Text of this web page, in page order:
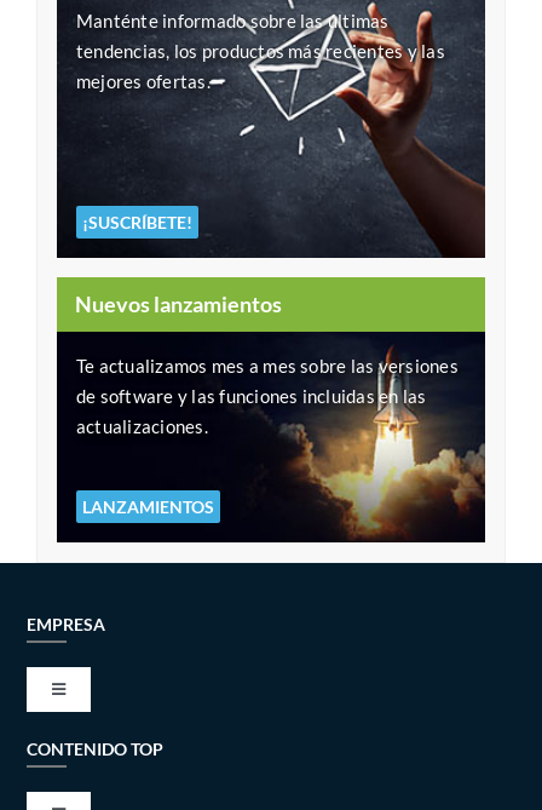
Manténte informado sobre las últimas
tendencias, los productos más recientes y las
mejores ofertas.
¡SUSCRÍBETE!
Nuevos lanzamientos
Te actualizamos mes a mes sobre las versiones
de software y las funciones incluidas en las
actualizaciones.
LANZAMIENTOS
EMPRESA
Toggle
Navigation
VISIÓN Y MISIÓN
CONTENIDO TOP